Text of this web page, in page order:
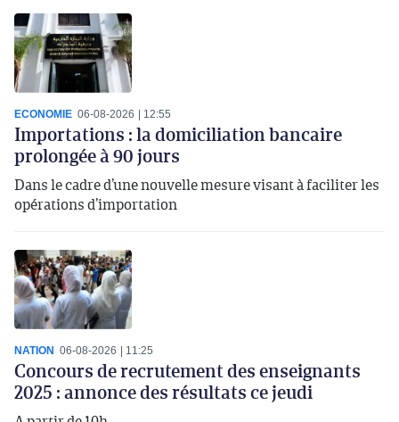
ECONOMIE 06-08-2026 12:55
Importations : la domiciliation bancaire
prolongée à 90 jours
Dans le cadre d’une nouvelle mesure visant à faciliter les
opérations d’importation
NATION 06-08-2026 11:25
Concours de recrutement des enseignants
2025 : annonce des résultats ce jeudi